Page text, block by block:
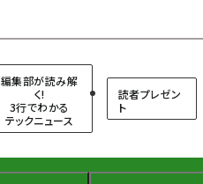
編集部が読み解
く!
3行でわかる
テックニュース
読者プレゼン
ト